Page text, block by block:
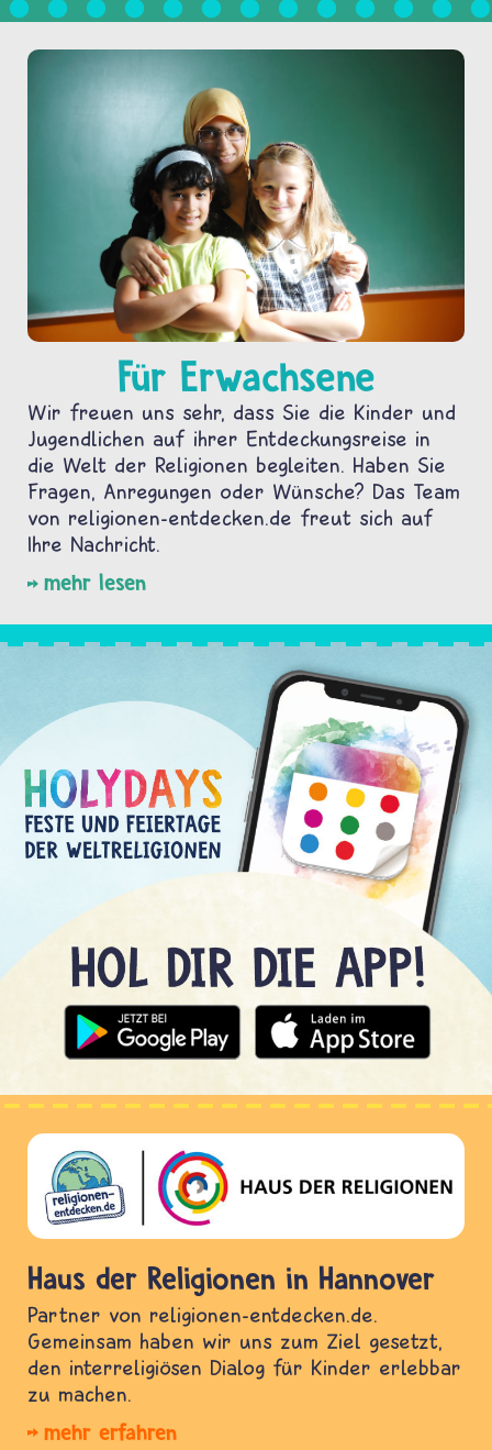
Für Erwachsene
Wir freuen uns sehr, dass Sie die Kinder und
Jugendlichen auf ihrer Entdeckungsreise in
die Welt der Religionen begleiten. Haben Sie
Fragen, Anregungen oder Wünsche? Das Team
von religionen-entdecken.de freut sich auf
Ihre Nachricht.
mehr lesen
Haus der Religionen in Hannover
Partner von religionen-entdecken.de.
Gemeinsam haben wir uns zum Ziel gesetzt,
den interreligiösen Dialog für Kinder erlebbar
zu machen.
mehr erfahren